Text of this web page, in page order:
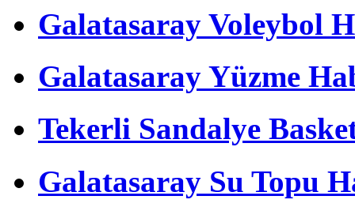
Galatasaray Voleybol
Galatasaray Yüzme
Tekerli Sandalye
Galatasaray Su Topu